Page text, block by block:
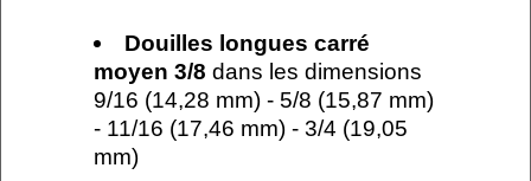
Douilles longues carré
moyen 3/8 dans les dimensions
9/16 (14,28 mm) - 5/8 (15,87 mm)
- 11/16 (17,46 mm) - 3/4 (19,05
mm)